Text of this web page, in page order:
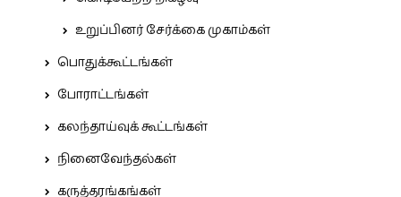
உறுப்பினர் சேர்க்கை முகாம்கள்
பொதுக்கூட்டங்கள்
போராட்டங்கள்
கலந்தாய்வுக் கூட்டங்கள்
நினைவேந்தல்கள்
கருத்தரங்கங்கள்